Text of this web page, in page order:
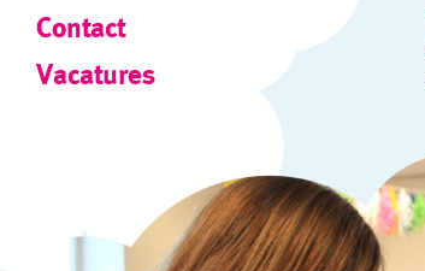
Contact
Vacatures